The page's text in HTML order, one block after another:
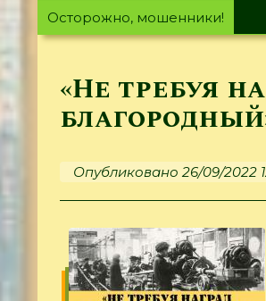
Осторожно, мошенники!
«Не требуя
Опубликовано 26/09/2022